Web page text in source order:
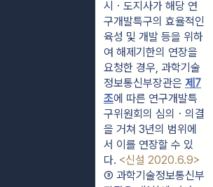
시ㆍ도지사가 해당 연
구개발특구의 효율적인
육성 및 개발 등을 위하
여 해제기한의 연장을
요청한 경우, 과학기술
정보통신부장관은 제7
조에 따른 연구개발특
구위원회의 심의ㆍ의결
을 거쳐 3년의 범위에
서 이를 연장할 수 있
다. <신설 2020.6.9>
③ 과학기술정보통신부